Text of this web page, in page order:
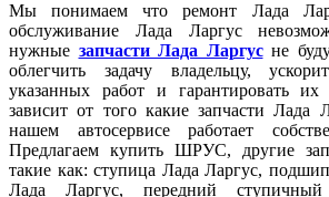
Мы понимаем что ремонт Лада
обслуживание Лада Ларгус
нужные запчасти Лада Ларгусне
облегчить задачу владельцу,
указанных работ и гарантировать их
зависит от того какие запчасти Лада
нашем автосервисе работает
Предлагаем купить ШРУС, другие
такие как: ступица Лада Ларгус,
Лада Ларгус, передний